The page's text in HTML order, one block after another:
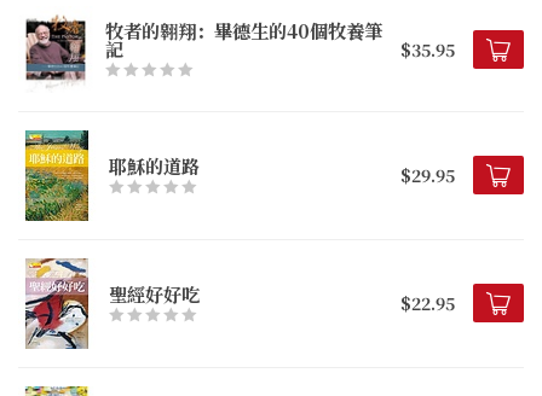
牧者的翱翔：畢德生的40個牧養筆
記 $35.95
耶穌的道路 $29.95
聖經好好吃 $22.95